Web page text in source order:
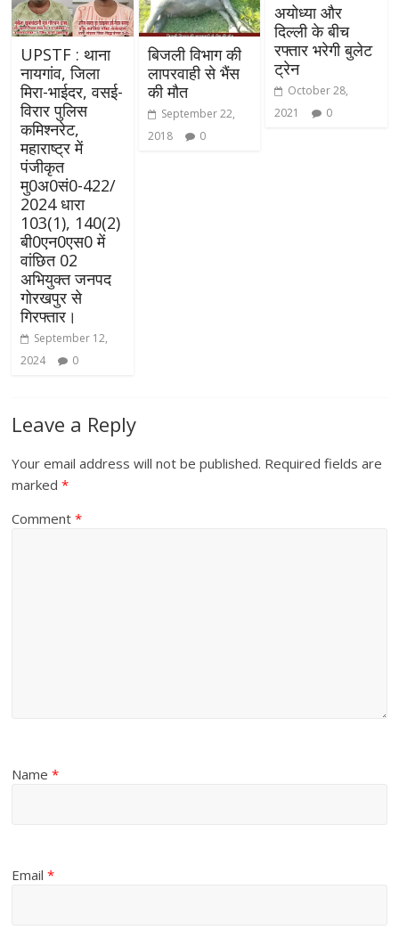
UPSTF : थाना
नायगांव, जिला
मिरा-भाईदर, वसई-
विरार पुलिस
कमिश्नरेट,
महाराष्ट्र में
पंजीकृत
मु0अ0सं0-422/
2024 धारा
103(1), 140(2)
बी0एन0एस0 में
वांछित 02
अभियुक्त जनपद
गोरखपुर से
गिरफ्तार।
September 12,
2024
0
बिजली विभाग की
लापरवाही से भैंस
की मौत
September 22,
2018
0
अयोध्या और
दिल्ली के बीच
रफ्तार भरेगी बुलेट
ट्रेन
October 28,
2021
0
Leave a Reply
Your email address will not be published. Required fields are
marked*
Comment*
Name*
Email*